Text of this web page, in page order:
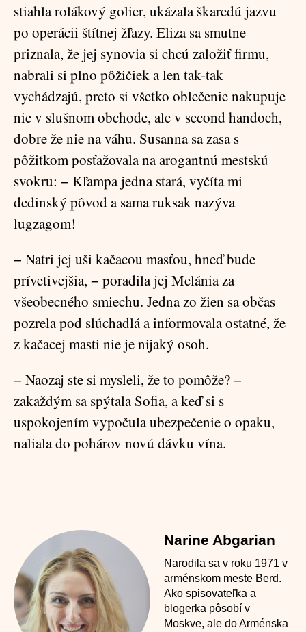
stiahla rolákový golier, ukázala škaredú jazvu
po operácii štítnej žľazy. Eliza sa smutne
priznala, že jej synovia si chcú založiť firmu,
nabrali si plno pôžičiek a len tak-tak
vychádzajú, preto si všetko oblečenie nakupuje
nie v slušnom obchode, ale v second handoch,
dobre že nie na váhu. Susanna sa zasa s
pôžitkom posťažovala na arogantnú mestskú
svokru: − Kľampa jedna stará, vyčíta mi
dedinský pôvod a sama ruksak nazýva
lugzagom!
− Natri jej uši kačacou masťou, hneď bude
prívetivejšia, − poradila jej Melánia za
všeobecného smiechu. Jedna zo žien sa občas
pozrela pod slúchadlá a informovala ostatné, že
z kačacej masti nie je nijaký osoh.
− Naozaj ste si mysleli, že to pomôže? −
zakaždým sa spýtala Sofia, a keď si s
uspokojením vypočula ubezpečenie o opaku,
naliala do pohárov novú dávku vína.
Narine Abgarian
Narodila sa v roku 1971 v
arménskom meste Berd.
Ako spisovateľka a
blogerka pôsobí v
Moskve, ale do Arménska